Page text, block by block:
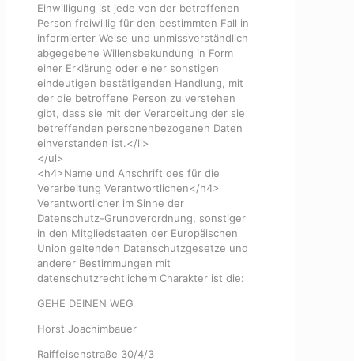
Einwilligung ist jede von der betroffenen
Person freiwillig für den bestimmten Fall in
informierter Weise und unmissverständlich
abgegebene Willensbekundung in Form
einer Erklärung oder einer sonstigen
eindeutigen bestätigenden Handlung, mit
der die betroffene Person zu verstehen
gibt, dass sie mit der Verarbeitung der sie
betreffenden personenbezogenen Daten
einverstanden ist.</li>
</ul>
<h4>Name und Anschrift des für die
Verarbeitung Verantwortlichen</h4>
Verantwortlicher im Sinne der
Datenschutz-Grundverordnung, sonstiger
in den Mitgliedstaaten der Europäischen
Union geltenden Datenschutzgesetze und
anderer Bestimmungen mit
datenschutzrechtlichem Charakter ist die:
GEHE DEINEN WEG
Horst Joachimbauer
Raiffeisenstraße 30/4/3